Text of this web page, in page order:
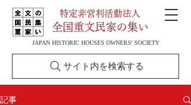
特定非営利活動法人
全国重文民家の集い
JAPAN HISTORIC HOUSES OWNERS' SOCIETY
サイト内を検索する
記事